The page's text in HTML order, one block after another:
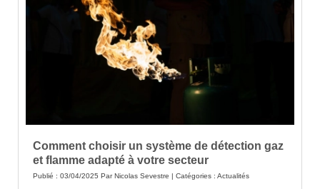
Comment choisir un système de détection gaz
et flamme adapté à votre secteur
Publié : 03/04/2025 ParNicolas Sevestre | Catégories : Actualités